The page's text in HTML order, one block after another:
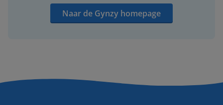
Naar de Gynzy homepage